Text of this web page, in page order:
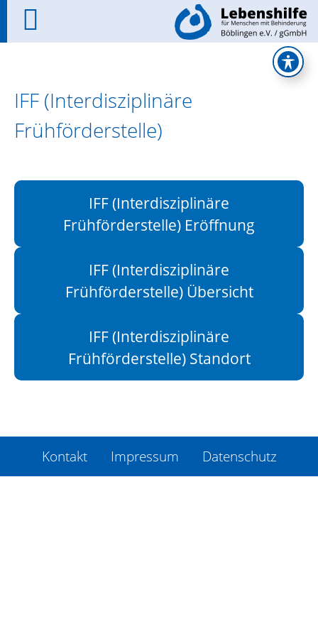
IFF (Interdisziplinäre
Frühförderstelle)
IFF (Interdisziplinäre
Frühförderstelle) Eröffnung
IFF (Interdisziplinäre
Frühförderstelle) Übersicht
IFF (Interdisziplinäre
Frühförderstelle) Standort
Kontakt Impressum Datenschutz